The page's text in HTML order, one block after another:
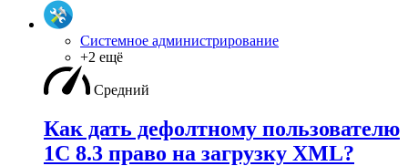
Системное администрирование
+2 ещё
Средний
Как дать дефолтному пользователю
1С 8.3 право на загрузку XML?